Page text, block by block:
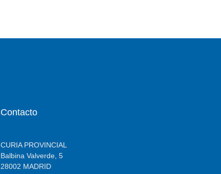
Contacto
CURIA PROVINCIAL
Balbina Valverde, 5
28002 MADRID